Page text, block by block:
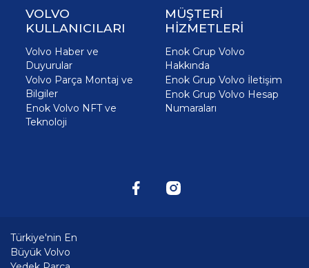
VOLVO
KULLANICILARI
Volvo Haber ve
Duyurular
Volvo Parça Montaj ve
Bilgiler
Enok Volvo NFT ve
Teknoloji
MÜŞTERİ
HİZMETLERİ
Enok Grup Volvo
Hakkında
Enok Grup Volvo İletişim
Enok Grup Volvo Hesap
Numaraları
Türkiye'nin En
Büyük Volvo